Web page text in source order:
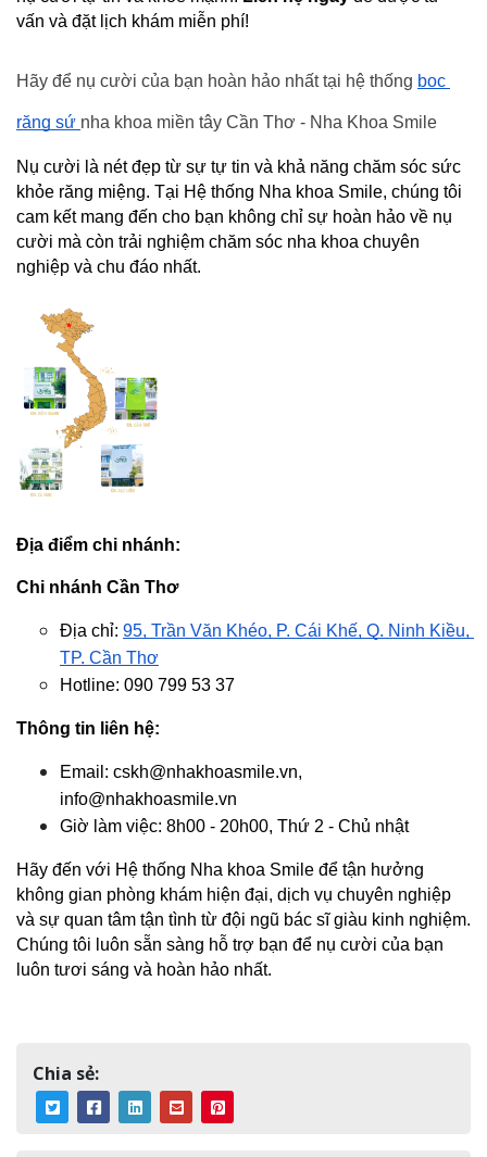
vấn và đặt lịch khám miễn phí!
Hãy để nụ cười của bạn hoàn hảo nhất tại hệ thống bọc
răng sứ nha khoa miền tây Cần Thơ - Nha Khoa Smile
Nụ cười là nét đẹp từ sự tự tin và khả năng chăm sóc sức
khỏe răng miệng. Tại Hệ thống Nha khoa Smile, chúng tôi
cam kết mang đến cho bạn không chỉ sự hoàn hảo về nụ
cười mà còn trải nghiệm chăm sóc nha khoa chuyên
nghiệp và chu đáo nhất.
Địa điểm chi nhánh:
Chi nhánh Cần Thơ
Địa chỉ: 95, Trần Văn Khéo, P. Cái Khế, Q. Ninh Kiều,
TP. Cần Thơ
Hotline: 090 799 53 37
Thông tin liên hệ:
Email: cskh@nhakhoasmile.vn,
info@nhakhoasmile.vn
Giờ làm việc: 8h00 - 20h00, Thứ 2 - Chủ nhật
Hãy đến với Hệ thống Nha khoa Smile để tận hưởng
không gian phòng khám hiện đại, dịch vụ chuyên nghiệp
và sự quan tâm tận tình từ đội ngũ bác sĩ giàu kinh nghiệm.
Chúng tôi luôn sẵn sàng hỗ trợ bạn để nụ cười của bạn
luôn tươi sáng và hoàn hảo nhất.
Chia sẻ: